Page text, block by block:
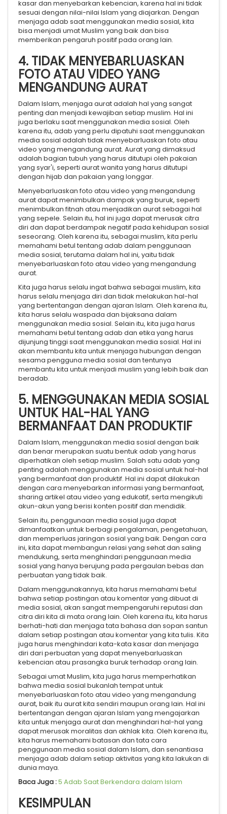
kasar dan menyebarkan kebencian, karena hal ini tidak
sesuai dengan nilai-nilai Islam yang diajarkan. Dengan
menjaga adab saat menggunakan media sosial, kita
bisa menjadi umat Muslim yang baik dan bisa
memberikan pengaruh positif pada orang lain.
4. TIDAK MENYEBARLUASKAN
FOTO ATAU VIDEO YANG
MENGANDUNG AURAT
Dalam Islam, menjaga aurat adalah hal yang sangat
penting dan menjadi kewajiban setiap muslim. Hal ini
juga berlaku saat menggunakan media sosial. Oleh
karena itu, adab yang perlu dipatuhi saat menggunakan
media sosial adalah tidak menyebarluaskan foto atau
video yang mengandung aurat. Aurat yang dimaksud
adalah bagian tubuh yang harus ditutupi oleh pakaian
yang syar'i, seperti aurat wanita yang harus ditutupi
dengan hijab dan pakaian yang longgar.
Menyebarluaskan foto atau video yang mengandung
aurat dapat menimbulkan dampak yang buruk, seperti
menimbulkan fitnah atau menjadikan aurat sebagai hal
yang sepele. Selain itu, hal ini juga dapat merusak citra
diri dan dapat berdampak negatif pada kehidupan sosial
seseorang. Oleh karena itu, sebagai muslim, kita perlu
memahami betul tentang adab dalam penggunaan
media sosial, terutama dalam hal ini, yaitu tidak
menyebarluaskan foto atau video yang mengandung
aurat.
Kita juga harus selalu ingat bahwa sebagai muslim, kita
harus selalu menjaga diri dan tidak melakukan hal-hal
yang bertentangan dengan ajaran Islam. Oleh karena itu,
kita harus selalu waspada dan bijaksana dalam
menggunakan media sosial. Selain itu, kita juga harus
memahami betul tentang adab dan etika yang harus
dijunjung tinggi saat menggunakan media sosial. Hal ini
akan membantu kita untuk menjaga hubungan dengan
sesama pengguna media sosial dan tentunya
membantu kita untuk menjadi muslim yang lebih baik dan
beradab.
5. MENGGUNAKAN MEDIA SOSIAL
UNTUK HAL-HAL YANG
BERMANFAAT DAN PRODUKTIF
Dalam Islam, menggunakan media sosial dengan baik
dan benar merupakan suatu bentuk adab yang harus
diperhatikan oleh setiap muslim. Salah satu adab yang
penting adalah menggunakan media sosial untuk hal-hal
yang bermanfaat dan produktif. Hal ini dapat dilakukan
dengan cara menyebarkan informasi yang bermanfaat,
sharing artikel atau video yang edukatif, serta mengikuti
akun-akun yang berisi konten positif dan mendidik.
Selain itu, penggunaan media sosial juga dapat
dimanfaatkan untuk berbagi pengalaman, pengetahuan,
dan memperluas jaringan sosial yang baik. Dengan cara
ini, kita dapat membangun relasi yang sehat dan saling
mendukung, serta menghindari penggunaan media
sosial yang hanya berujung pada pergaulan bebas dan
perbuatan yang tidak baik.
Dalam menggunakannya, kita harus memahami betul
bahwa setiap postingan atau komentar yang dibuat di
media sosial, akan sangat mempengaruhi reputasi dan
citra diri kita di mata orang lain. Oleh karena itu, kita harus
berhati-hati dan menjaga tata bahasa dan sopan santun
dalam setiap postingan atau komentar yang kita tulis. Kita
juga harus menghindari kata-kata kasar dan menjaga
diri dari perbuatan yang dapat menyebarluaskan
kebencian atau prasangka buruk terhadap orang lain.
Sebagai umat Muslim, kita juga harus memperhatikan
bahwa media sosial bukanlah tempat untuk
menyebarluaskan foto atau video yang mengandung
aurat, baik itu aurat kita sendiri maupun orang lain. Hal ini
bertentangan dengan ajaran Islam yang mengajarkan
kita untuk menjaga aurat dan menghindari hal-hal yang
dapat merusak moralitas dan akhlak kita. Oleh karena itu,
kita harus memahami batasan dan tata cara
penggunaan media sosial dalam Islam, dan senantiasa
menjaga adab dalam setiap aktivitas yang kita lakukan di
dunia maya.
Baca Juga :5 Adab Saat Berkendara dalam Islam
KESIMPULAN